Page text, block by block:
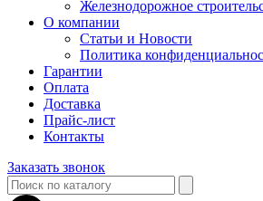
Железнодорожное
О компании
Статьи и Новости
Политика
Гарантии
Оплата
Доставка
Прайс-лист
Контакты
Заказать звонок